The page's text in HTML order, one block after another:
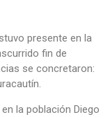
presente en la
fin de
se concretaron:
la población Diego